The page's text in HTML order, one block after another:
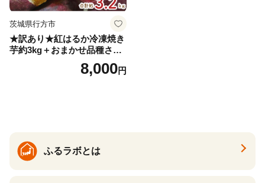
茨城県行方市
★訳あり★紅はるか冷凍焼き
芋約3kg＋おまかせ品種さつ
まいも 合計約3.2kg｜さつ
まいも サツマイモ さつま芋
8,000円
ふるラボとは